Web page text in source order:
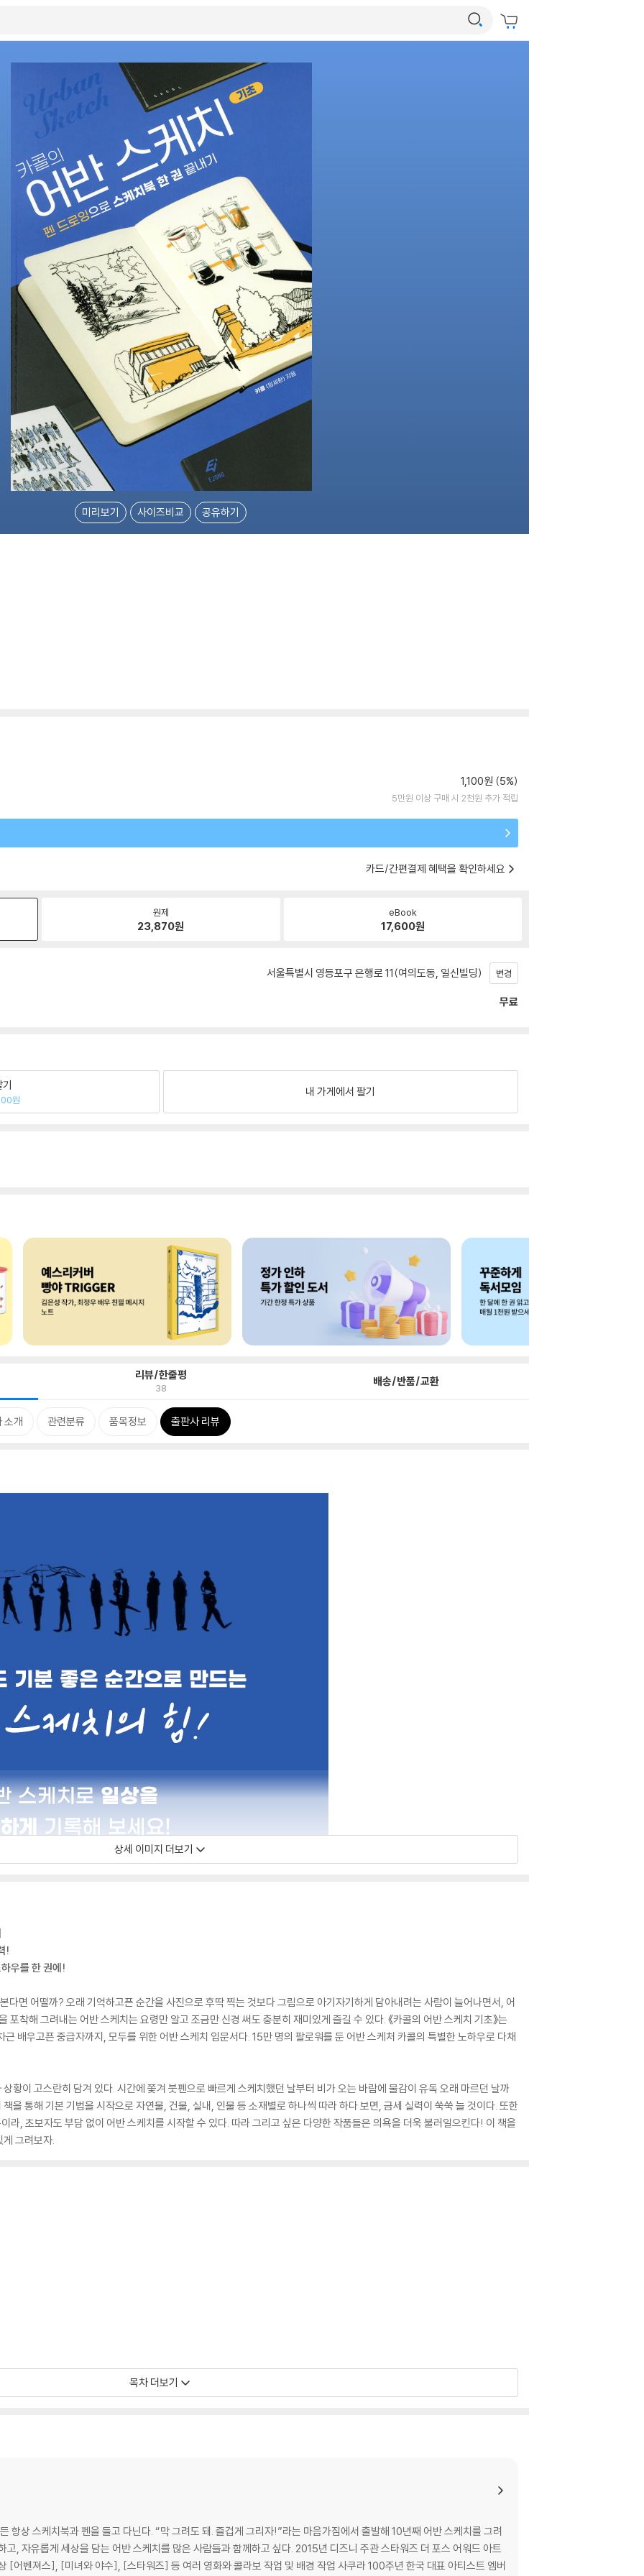
미리보기 사이즈비교 공유하기
1,100원 (5%)
5만원 이상 구매 시 2천원 추가 적립
카드/간편결제 혜택을 확인하세요
원제
23,870원
eBook
17,600원
서울특별시 영등포구 은행로 11(여의도동, 일신빌딩) 변경
무료
원
내 가게에서 팔기
리뷰/한줄평
38 배송/반품/교환
소개 관련분류 품목정보 출판사 리뷰
상세 이미지 더보기
!
우를 한 권에!
다면 어떨까? 오래 기억하고픈 순간을 사진으로 후딱 찍는 것보다 그림으로 아기자기하게 담아내려는 사람이 늘어나면서, 어
포착해 그려내는 어반 스케치는 요령만 알고 조금만 신경 써도 충분히 재미있게 즐길 수 있다. 《카콜의 어반 스케치 기초》는
배우고픈 중급자까지, 모두를 위한 어반 스케치 입문서다. 15만 명의 팔로워를 둔 어반 스케처 카콜의 특별한 노하우로 다채
황이 고스란히 담겨 있다. 시간에 쫓겨 붓펜으로 빠르게 스케치했던 날부터 비가 오는 바람에 물감이 유독 오래 마르던 날까
을 통해 기본 기법을 시작으로 자연물, 건물, 실내, 인물 등 소재별로 하나씩 따라 하다 보면, 금세 실력이 쑥쑥 늘 것이다. 또한
라, 초보자도 부담 없이 어반 스케치를 시작할 수 있다. 따라 그리고 싶은 다양한 작품들은 의욕을 더욱 불러일으킨다! 이 책을
그려보자.
목차 더보기
항상 스케치북과 펜을 들고 다닌다. “막 그려도 돼. 즐겁게 그리자!”라는 마음가짐에서 출발해 10년째 어반 스케치를 그려
담는 어반 스케치를 많은 사람들과 함께하고 싶다. 2015년 디즈니 주관 스타워즈 더 포스 어워드 아트
[어벤져스], [미녀와 야수], [스타워즈] 등 여러 영화와 콜라보 작업 및 배경 작업 사쿠라 100주년 한국 대표 아티스트 엠버